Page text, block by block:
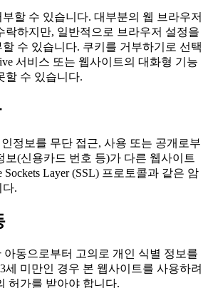
할 수 있습니다. 대부분의 웹 브라우저
락하지만, 일반적으로 브라우저 설정을
수 있습니다. 쿠키를 거부하기로 선택
서비스 또는 웹사이트의 대화형 기능
할 수 있습니다.
정보를 무단 접근, 사용 또는 공개로부
보(신용카드 번호 등)가 다른 웹사이트
Sockets Layer (SSL) 프로토콜과 같은 암
다.
아동으로부터 고의로 개인 식별 정보를
세 미만인 경우 본 웹사이트를 사용하려
허가를 받아야 합니다.